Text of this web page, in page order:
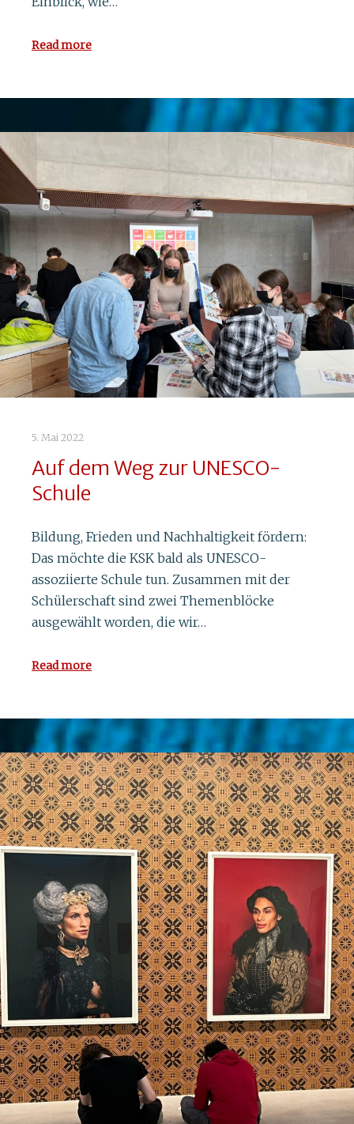
Read more
5. Mai 2022
Auf dem Weg zur UNESCO-
Schule
Bildung, Frieden und Nachhaltigkeit fördern:
Das möchte die KSK bald als UNESCO-
assoziierte Schule tun. Zusammen mit der
Schülerschaft sind zwei Themenblöcke
ausgewählt worden, die wir…
Read more
6. September 2021
Pioniergeist mit MINT-Label
belohnt
Seit Jahren engagiert sich die KSK für die
Förderung ihrer Schülerinnen und Schüler in
den Bereichen Naturwissenschaft und
Technik, den sogenannten MINT-Fächern.
Nun erhält sie…
6. September 2021
Der Besuchstag im neuen
Gewand
Vorgestern, am 4. September, lud die KSK zum
Besuchstag. Coronabedingt mussten die
Besucherzahlen deutlich tiefer gehalten
werden als sonst. Das tat der guten Stimmung
unter…
Read more